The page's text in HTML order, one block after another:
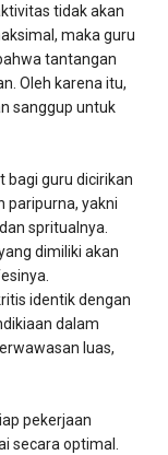
tidak akan
maka guru
tantangan
Oleh karena itu,
sanggup untuk
bagi guru dicirikan
paripurna, yakni
spritualnya.
dimiliki akan
identik dengan
dalam
luas,
pekerjaan
secara optimal.